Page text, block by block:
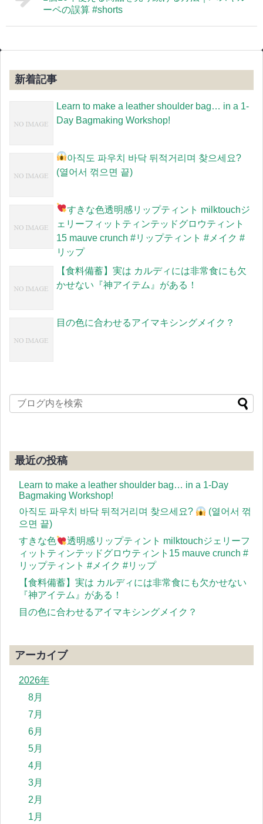
ーペの誤算 #shorts
新着記事
Learn to make a leather shoulder bag… in a 1-
Day Bagmaking Workshop!
아직도 파우치 바닥 뒤적거리며 찾으세요?
(열어서 꺾으면 끝)
すきな色透明感リップティント milktouchジ
ェリーフィットティンテッドグロウティント
15 mauve crunch #リップティント #メイク #
リップ
【食料備蓄】実は カルディには非常食にも欠
かせない『神アイテム』がある！
目の色に合わせるアイマキシングメイク？
最近の投稿
Learn to make a leather shoulder bag… in a 1-Day
Bagmaking Workshop!
아직도 파우치 바닥 뒤적거리며 찾으세요?
(열어서 꺾
으면 끝)
すきな色
透明感リップティント milktouchジェリーフ
ィットティンテッドグロウティント15 mauve crunch #
リップティント #メイク #リップ
【食料備蓄】実は カルディには非常食にも欠かせない
『神アイテム』がある！
目の色に合わせるアイマキシングメイク？
アーカイブ
2026年
8月
7月
6月
5月
4月
3月
2月
1月